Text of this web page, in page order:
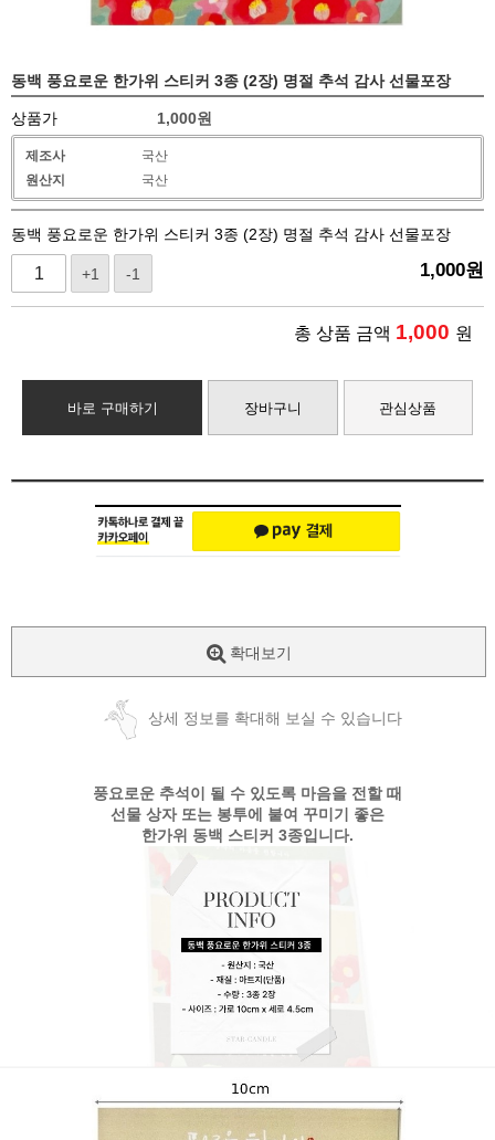
동백 풍요로운 한가위 스티커 3종 (2장) 명절 추석 감사 선물포장
상품가 1,000원
제조사
국산
원산지
국산
동백 풍요로운 한가위 스티커 3종 (2장) 명절 추석 감사 선물포장
+1 -1 1,000원
총 상품 금액 1,000 원
바로 구매하기 장바구니 관심상품
확대보기
상세 정보를 확대해 보실 수 있습니다
풍요로운 추석이 될 수 있도록 마음을 전할 때
선물 상자 또는 봉투에 붙여 꾸미기 좋은
한가위 동백 스티커 3종입니다.